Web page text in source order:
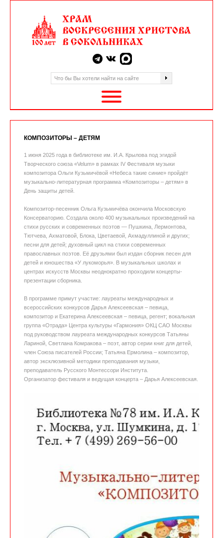
КОМПОЗИТОРЫ – ДЕТЯМ
1 июня 2025 года в библиотеке им. И.А. Крылова под эгидой
Творческого союза «Velum» в рамках IV Фестиваля музыки
композитора Ольги Кузьмичёвой «Небеса такие синие» пройдёт
музыкально-литературная программа «Композиторы – детям» в
День защиты детей.
Композитор-песенник Ольга Кузьмичёва окончила Московскую
Консерваторию. Создала около 400 музыкальных произведений на
стихи русских и современных поэтов — Пушкина, Лермонтова,
Тютчева, Ахматовой, Блока, Цветаевой, Ахмадуллиной и других;
песни для детей; духовный цикл на стихи современных
православных поэтов. Её друзьями был издан сборник песен для
детей и юношества «У лукоморья». В музыкальных школах и
центрах искусств Москвы неоднократно проходили концерты-
презентации сборника.
В программе примут участие: лауреаты международных и
всероссийских конкурсов Дарья Алексеевская – певица,
композитор и Екатерина Алексеевская – певица, регент; вокальная
группа «Отрада» Центра культуры «Гармония» ОКЦ САО Москвы
под руководством лауреата международных конкурсов Татьяны
Лариной, Светлана Комракова – поэт, автор серии книг для детей,
член Союза писателей России; Татьяна Ермолина – композитор,
автор эксклюзивной методики преподавания музыки,
преподаватель Русского Монтессори Института.
Организатор фестиваля и ведущая концерта – Дарья Алексеевская.